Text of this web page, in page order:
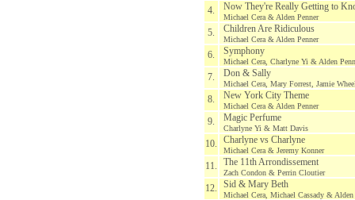
4. Now They're Really Getting to
Michael Cera & Alden Penner
5. Children Are Ridiculous
Michael Cera & Alden Penner
6. Symphony
Michael Cera, Charlyne Yi & Alden
7. Don & Sally
Michael Cera, Mary Forrest, Jamie
8. New York City Theme
Michael Cera & Alden Penner
9. Magic Perfume
Charlyne Yi & Matt Davis
10. Charlyne vs Charlyne
Michael Cera & Jeremy Konner
11. The 11th Arrondissement
Zach Condon & Perrin Cloutier
12. Sid & Mary Beth
Michael Cera, Michael Cassady & Alden